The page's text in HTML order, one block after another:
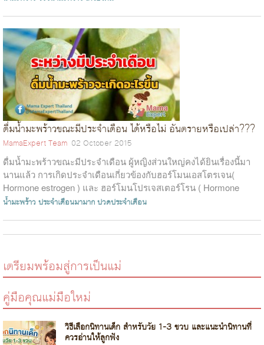
ดื่มน้ำมะพร้าวขณะมีประจำเดือน ได้หรือไม่ อันตรายหรือเปล่า???
MamaExpert Team 02 October 2015
ดื่มน้ำมะพร้าวขณะมีประจำเดือน ผู้หญิงส่วนใหญ่คงได้ยินเรื่องนี้มา
นานแล้ว การเกิดประจำเดือนเกี่ยวข้องกับฮอร์โมนเอสโตรเจน(
Hormone estrogen ) และ ฮอร์โมนโปรเจสเตอร์โรน ( Hormone
Progesterone ) ซึ่งเ...
น้ำมะพร้าว ประจำเดือนมามากปวดประจำเดือน
เตรียมพร้อมสู่การเป็นแม่
คู่มือคุณแม่มือใหม่
วิธีเลือกนิทานเด็ก สำหรับวัย 1-3 ขวบ และแนะนำนิทานที่
ควรอ่านให้ลูกฟัง